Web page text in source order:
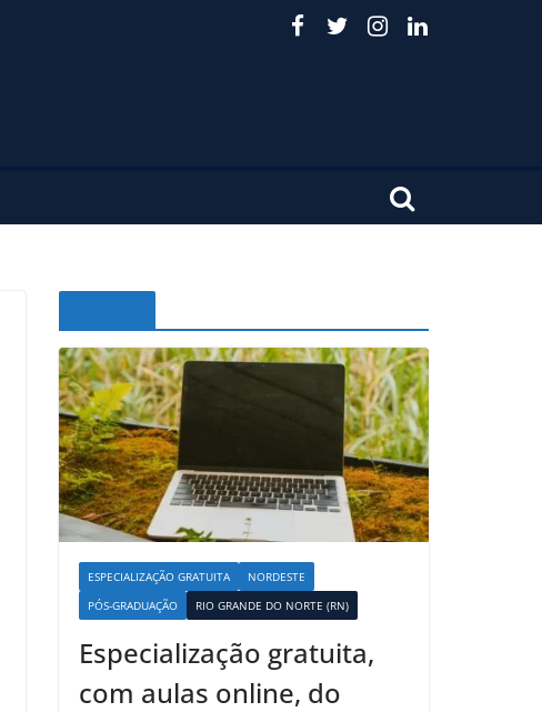
ESPECIALIZAÇÃO GRATUITA
NORDESTE
PÓS-GRADUAÇÃO
RIO GRANDE DO NORTE (RN)
Especialização gratuita,
com aulas online, do